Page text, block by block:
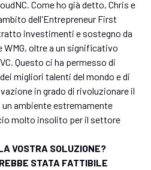
Come ho già detto, Chris e
dell'Entrepreneur First
investimenti e sostegno da
WMG, oltre a un significativo
Questo ci ha permesso di
migliori talenti del mondo e di
in grado di rivoluzionare il
ambiente estremamente
molto insolito per il settore
VOSTRA SOLUZIONE?
STATA FATTIBILE